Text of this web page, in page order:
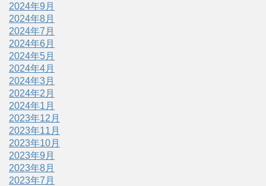
2024年9月
2024年8月
2024年7月
2024年6月
2024年5月
2024年4月
2024年3月
2024年2月
2024年1月
2023年12月
2023年11月
2023年10月
2023年9月
2023年8月
2023年7月